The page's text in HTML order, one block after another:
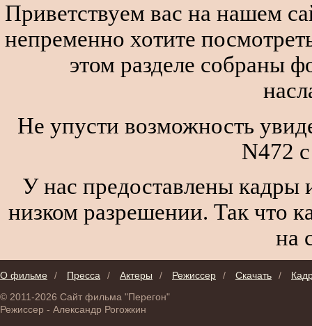
Приветствуем вас на нашем
непременно хотите
этом разделе собраны
Не упусти возможность
N472
У нас предоставлены кадры
низком разрешении. Так что
на
О фильме / Пресса / Актеры / Режиссер / Скачать /
© 2011-2026 Сайт фильма "Перегон"
Режиссер - Александр Рогожкин